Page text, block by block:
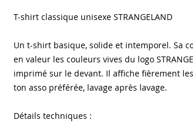
T-shirt classique unisexe STRANGELAND
Un t-shirt basique, solide et intemporel. Sa
en valeur les couleurs vives du logo
imprimé sur le devant. Il affiche fièrement
ton asso préférée, lavage après lavage.
Détails techniques :